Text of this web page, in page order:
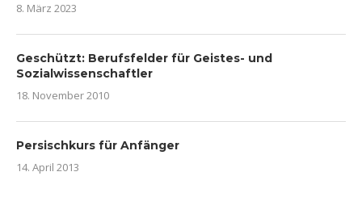
8. März 2023
Geschützt: Berufsfelder für Geistes- und
Sozialwissenschaftler
18. November 2010
Persischkurs für Anfänger
14. April 2013